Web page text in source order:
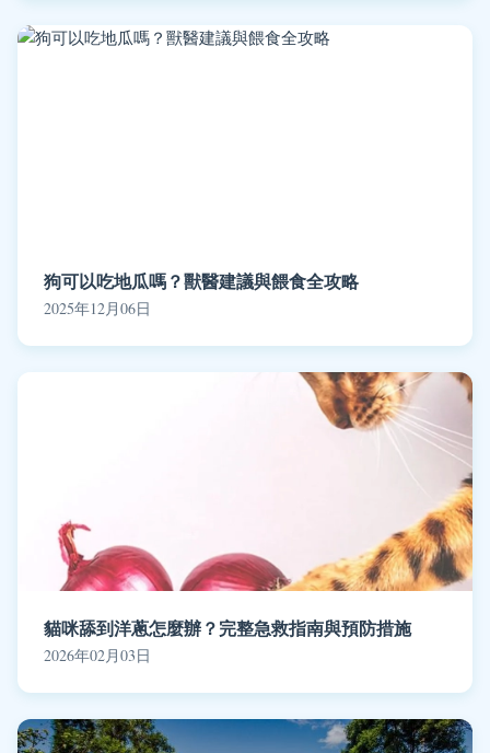
狗可以吃地瓜嗎？獸醫建議與餵食全攻略
2025年12月06日
貓咪舔到洋蔥怎麼辦？完整急救指南與預防措施
2026年02月03日